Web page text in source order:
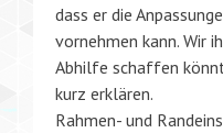
dass er die
vornehmen kann. Wir
Abhilfe schaffen
kurz erklären.
Rahmen- und